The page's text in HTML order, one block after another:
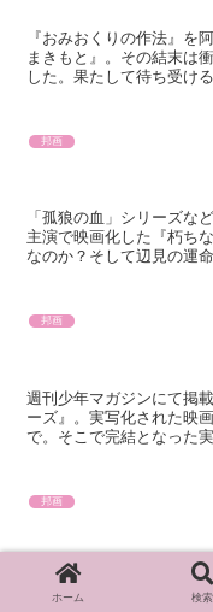
『おみおくりの作法』を
まきもと』。その結末は
した。果たして待ち受け
邦画
「孤狼の血」シリーズな
主演で映画化した『朽ち
なのか？そして辺見の運
邦画
週刊少年マガジンにて掲
ーズ』。実写化された映
で。そこで完結となった
邦画
人気ホラー作家背筋氏の
督（『サユリ』など）で
ホーム 検索